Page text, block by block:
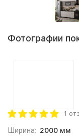
Фотографии
1
Ширина: 2000 мм